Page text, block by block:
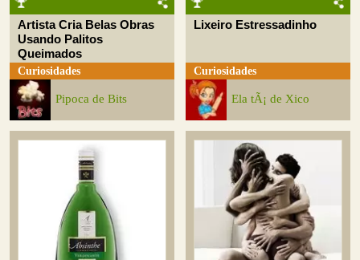
Artista Cria Belas Obras
Usando Palitos
Queimados
Curiosidades
Pipoca de Bits
Lixeiro Estressadinho
Curiosidades
Ela tÃ¡ de Xico